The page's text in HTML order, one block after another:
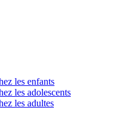
les enfants
les adolescents
les adultes